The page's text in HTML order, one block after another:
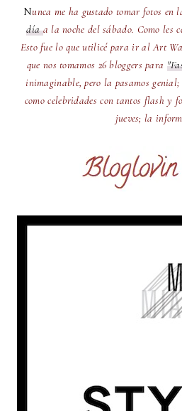
Nunca me ha gustado tomar fotos
díaa la noche del sábado. Como les
Esto fue lo que utilicé para ir al Art
que nos tomamos 26 bloggers para
inimaginable, pero la pasamos
como celebridades con tantos flash y
jueves; la